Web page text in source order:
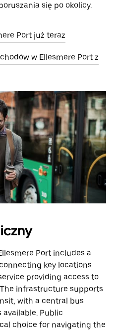
się po okolicy.
Port już teraz
w Ellesmere Port z
Port includes a
key locations
providing access to
infrastructure supports
with a central bus
Public
choice for navigating the